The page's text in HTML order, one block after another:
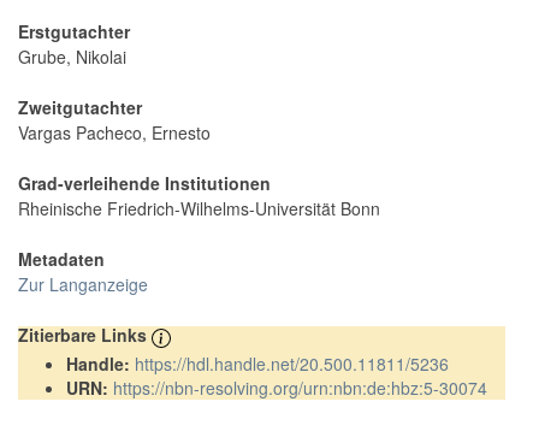
Erstgutachter
Grube, Nikolai
Zweitgutachter
Vargas Pacheco, Ernesto
Grad-verleihende Institutionen
Rheinische Friedrich-Wilhelms-Universität Bonn
Metadaten
Zur Langanzeige
Zitierbare Links
Handle: https://hdl.handle.net/20.500.11811/5236
URN: https://nbn-resolving.org/urn:nbn:de:hbz:5-30074